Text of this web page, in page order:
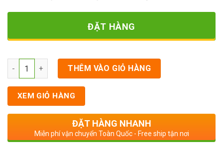
ĐẶT HÀNG
Số lượng THÊM VÀO GIỎ HÀNG
XEM GIỎ HÀNG
ĐẶT HÀNG NHANH
Miễn phí vận chuyển Toàn Quốc - Free ship tận nơi